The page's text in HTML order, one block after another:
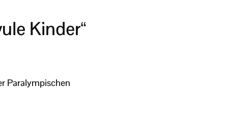
Kinder“
Paralympischen